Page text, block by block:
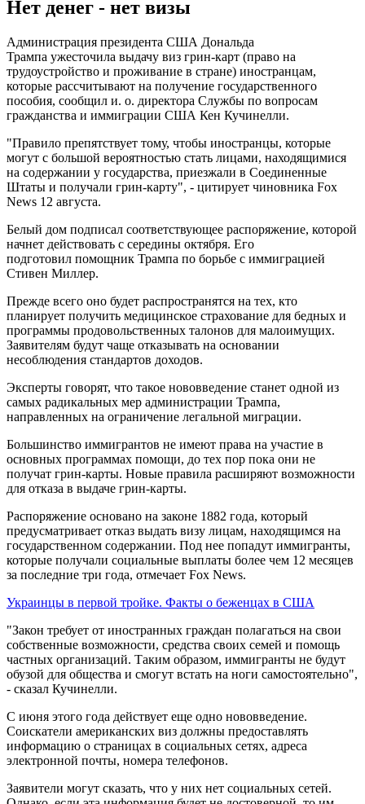
Нет денег - нет визы
Администрация президента США Дональда
Трампа ужесточила выдачу виз грин-карт (право на
трудоустройство и проживание в стране) иностранцам,
которые рассчитывают на получение государственного
пособия, сообщил и. о. директора Службы по вопросам
гражданства и иммиграции США Кен Кучинелли.
"Правило препятствует тому, чтобы иностранцы, которые
могут с большой вероятностью стать лицами, находящимися
на содержании у государства, приезжали в Соединенные
Штаты и получали грин-карту", - цитирует чиновника Fox
News 12 августа.
Белый дом подписал соответствующее распоряжение, которой
начнет действовать с середины октября. Его
подготовил помощник Трампа по борьбе с иммиграцией
Стивен Миллер.
Прежде всего оно будет распространятся на тех, кто
планирует получить медицинское страхование для бедных и
программы продовольственных талонов для малоимущих.
Заявителям будут чаще отказывать на основании
несоблюдения стандартов доходов.
Эксперты говорят, что такое нововведение станет одной из
самых радикальных мер администрации Трампа,
направленных на ограничение легальной миграции.
Большинство иммигрантов не имеют права на участие в
основных программах помощи, до тех пор пока они не
получат грин-карты. Новые правила расширяют возможности
для отказа в выдаче грин-карты.
Распоряжение основано на законе 1882 года, который
предусматривает отказ выдать визу лицам, находящимся на
государственном содержании. Под нее попадут иммигранты,
которые получали социальные выплаты более чем 12 месяцев
за последние три года, отмечает Fox News.
Украинцы в первой тройке. Факты о беженцах в США
"Закон требует от иностранных граждан полагаться на свои
собственные возможности, средства своих семей и помощь
частных организаций. Таким образом, иммигранты не будут
обузой для общества и смогут встать на ноги самостоятельно",
- сказал Кучинелли.
С июня этого года действует еще одно нововведение.
Соискатели американских виз должны предоставлять
информацию о страницах в социальных сетях, адреса
электронной почты, номера телефонов.
Заявители могут сказать, что у них нет социальных сетей.